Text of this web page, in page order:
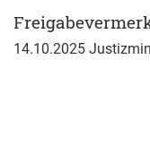
14.10.2025